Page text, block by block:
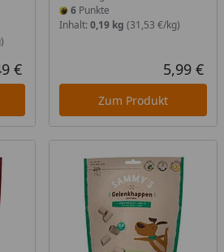
Aktueller Preis
€
6Punkte
Inhalt: 0,19 kg (31,53 €/kg)
5,99 €
Zum Produkt